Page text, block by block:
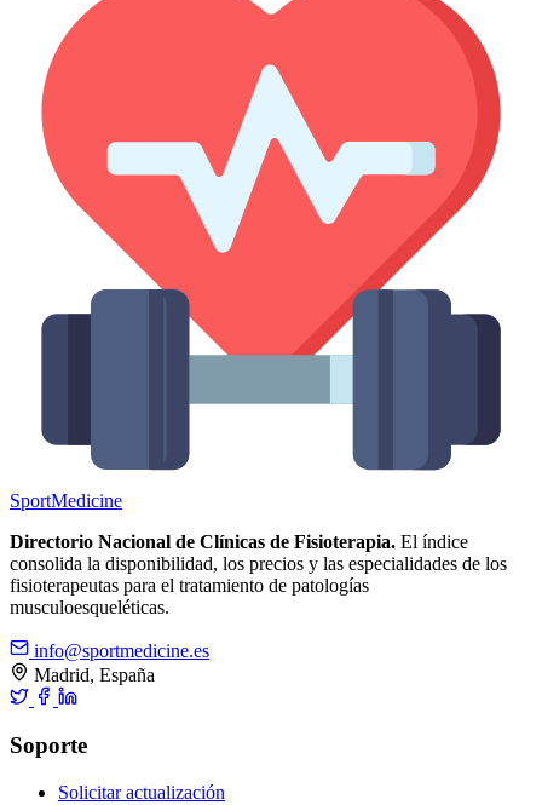
SportMedicine
Directorio Nacional de Clínicas de Fisioterapia. El índice
consolida la disponibilidad, los precios y las especialidades de los
fisioterapeutas para el tratamiento de patologías
musculoesqueléticas.
info@sportmedicine.es
Madrid, España
Soporte
Solicitar actualización